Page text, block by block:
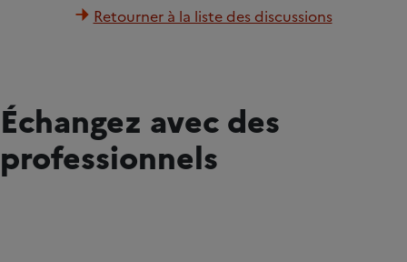
Retourner à la liste des discussions
Échangez avec des
professionnels